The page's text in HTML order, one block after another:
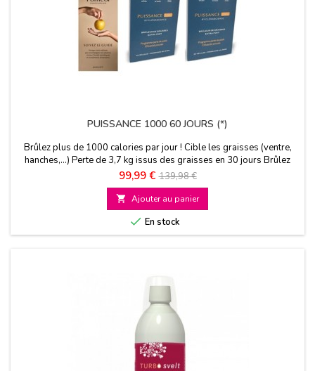
PUISSANCE 1000 60 JOURS (*)
Brûlez plus de 1000 calories par jour ! Cible les graisses (ventre,
hanches,...) Perte de 3,7 kg issus des graisses en 30 jours Brûlez
jusqu’à 4,6 fois plus de graisses
Prix
99,99 € Prix
de
base
139,98 €
 Ajouter au panier
 En stock